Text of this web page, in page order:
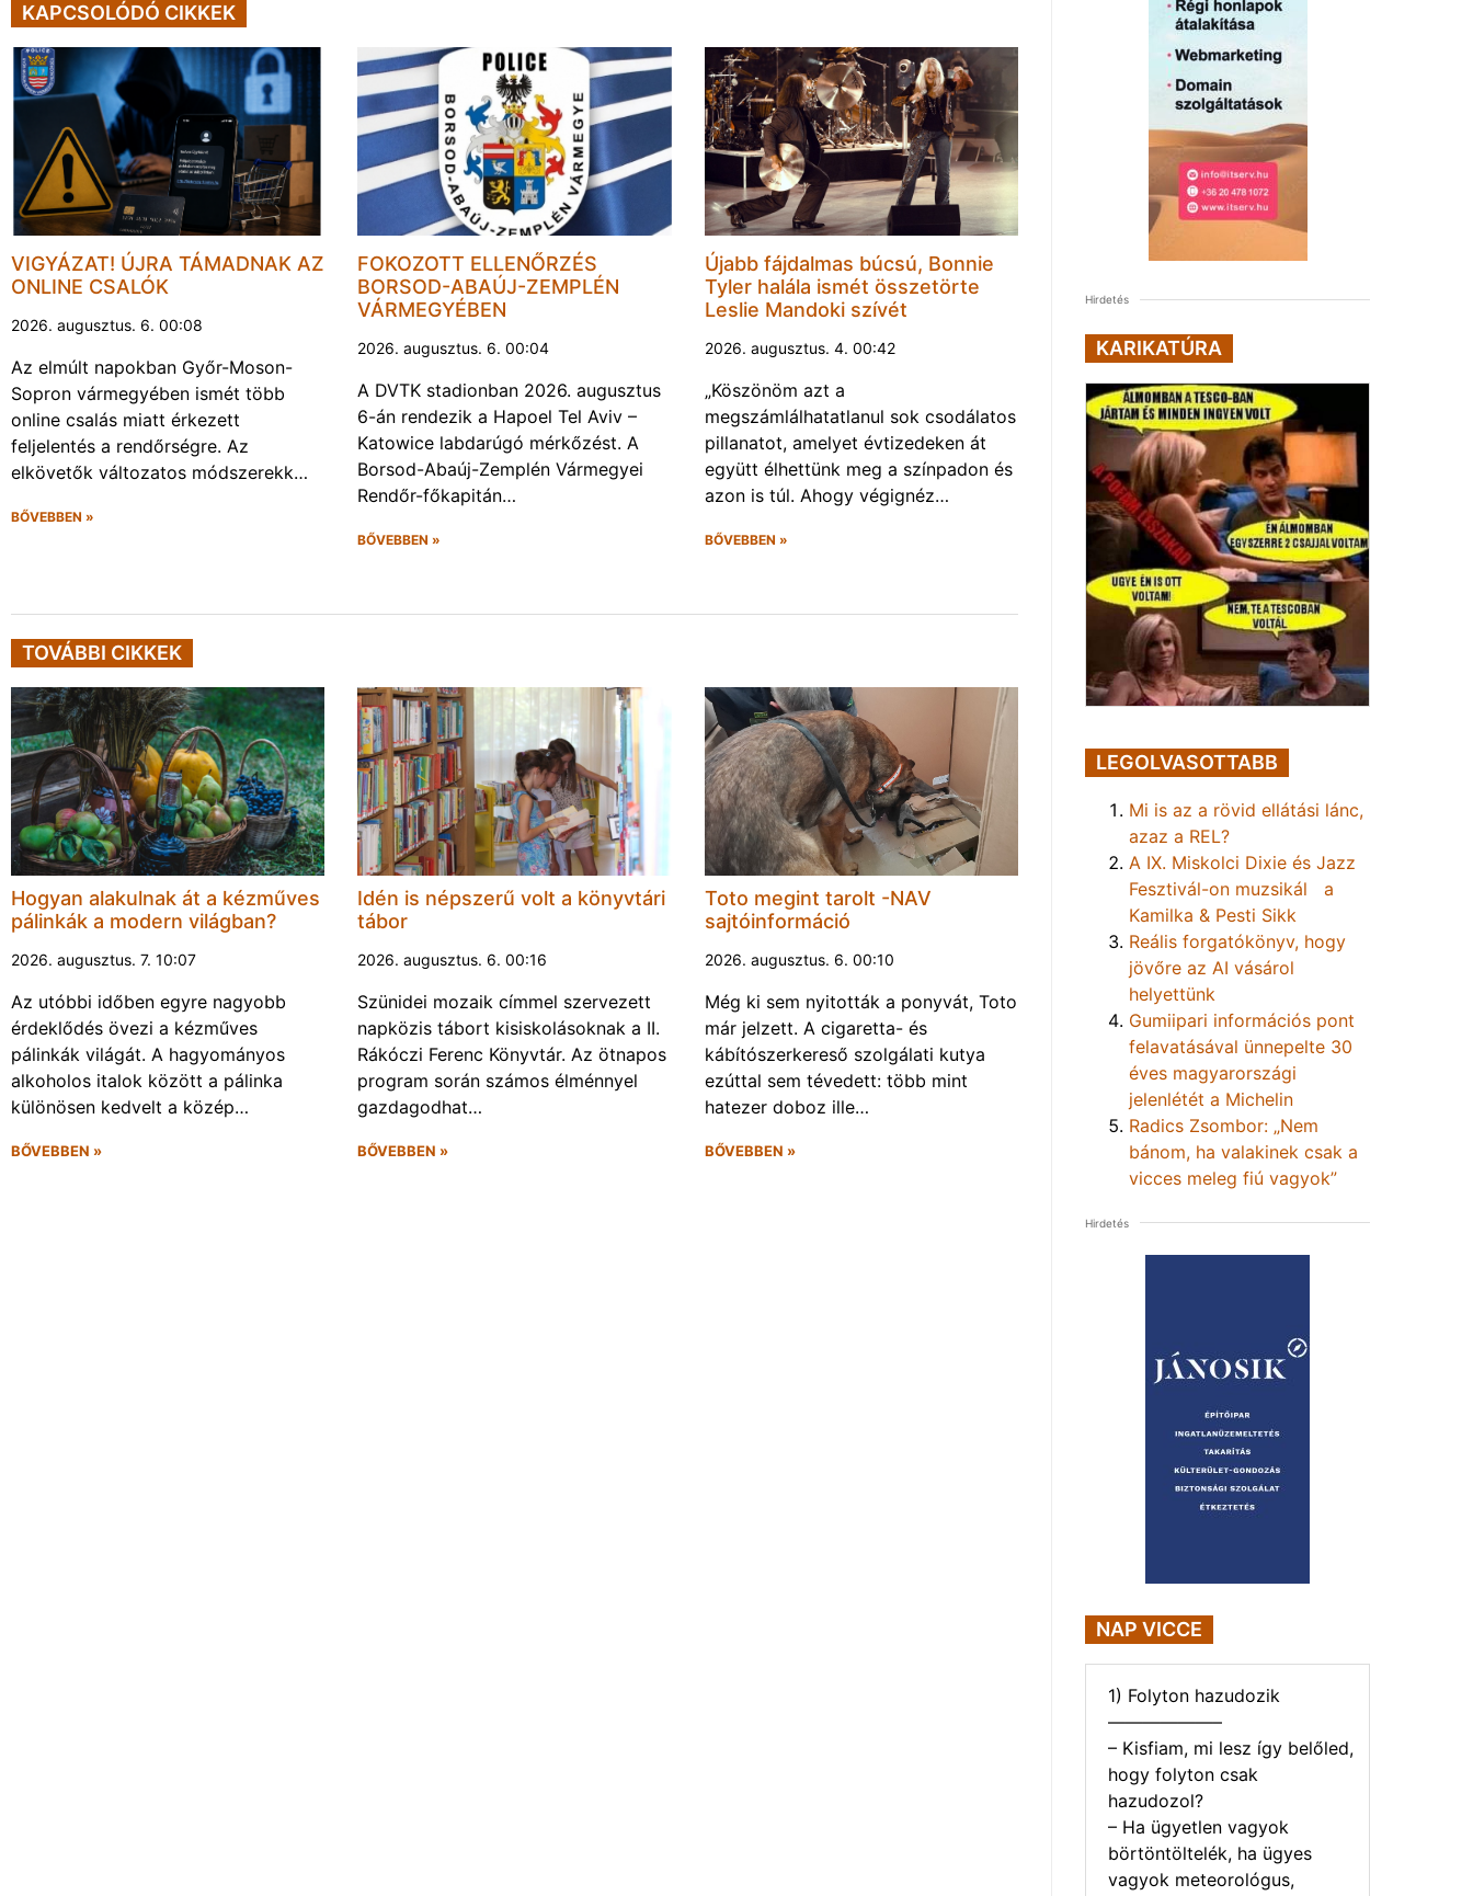
KAPCSOLÓDÓ CIKKEK
VIGYÁZAT! ÚJRA TÁMADNAK AZ
ONLINE CSALÓK
2026. augusztus. 6. 00:08
Az elmúlt napokban Győr-Moson-
Sopron vármegyében ismét több
online csalás miatt érkezett
feljelentés a rendőrségre. Az
elkövetők változatos módszerekk…
BŐVEBBEN »
FOKOZOTT ELLENŐRZÉS
BORSOD-ABAÚJ-ZEMPLÉN
VÁRMEGYÉBEN
2026. augusztus. 6. 00:04
A DVTK stadionban 2026. augusztus
6-án rendezik a Hapoel Tel Aviv –
Katowice labdarúgó mérkőzést. A
Borsod-Abaúj-Zemplén Vármegyei
Rendőr-főkapitán…
BŐVEBBEN »
Újabb fájdalmas búcsú, Bonnie
Tyler halála ismét összetörte
Leslie Mandoki szívét
2026. augusztus. 4. 00:42
„Köszönöm azt a
megszámlálhatatlanul sok csodálatos
pillanatot, amelyet évtizedeken át
együtt élhettünk meg a színpadon és
azon is túl. Ahogy végignéz…
BŐVEBBEN »
TOVÁBBI CIKKEK
Hogyan alakulnak át a kézműves
pálinkák a modern világban?
2026. augusztus. 7. 10:07
Az utóbbi időben egyre nagyobb
érdeklődés övezi a kézműves
pálinkák világát. A hagyományos
alkoholos italok között a pálinka
különösen kedvelt a közép…
BŐVEBBEN »
Idén is népszerű volt a könyvtári
tábor
2026. augusztus. 6. 00:16
Szünidei mozaik címmel szervezett
napközis tábort kisiskolásoknak a II.
Rákóczi Ferenc Könyvtár. Az ötnapos
program során számos élménnyel
gazdagodhat…
BŐVEBBEN »
Toto megint tarolt -NAV
sajtóinformáció
2026. augusztus. 6. 00:10
Még ki sem nyitották a ponyvát, Toto
már jelzett. A cigaretta- és
kábítószerkereső szolgálati kutya
ezúttal sem tévedett: több mint
hatezer doboz ille…
BŐVEBBEN »
Hirdetés
KARIKATÚRA
LEGOLVASOTTABB
Mi is az a rövid ellátási lánc,
azaz a REL?
A IX. Miskolci Dixie és Jazz
Fesztivál-on muzsikál a
Kamilka & Pesti Sikk
Reális forgatókönyv, hogy
jövőre az AI vásárol
helyettünk
Gumiipari információs pont
felavatásával ünnepelte 30
éves magyarországi
jelenlétét a Michelin
Radics Zsombor: „Nem
bánom, ha valakinek csak a
vicces meleg fiú vagyok”
Hirdetés
NAP VICCE
1) Folyton hazudozik
——————–
– Kisfiam, mi lesz így belőled,
hogy folyton csak
hazudozol?
– Ha ügyetlen vagyok
börtöntöltelék, ha ügyes
vagyok meteorológus,